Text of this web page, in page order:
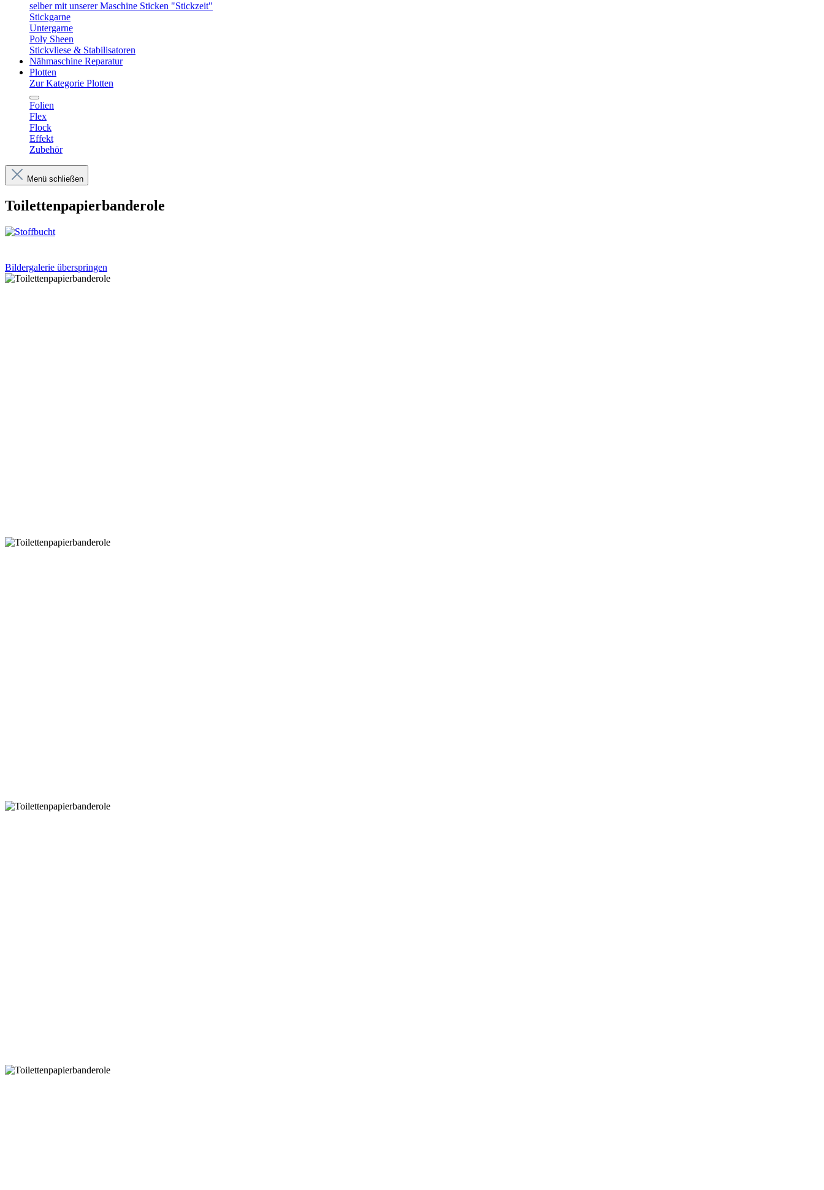
selber mit unserer Maschine Sticken "Stickzeit"
Stickgarne
Untergarne
Poly Sheen
Stickvliese & Stabilisatoren
Nähmaschine Reparatur
Plotten
Zur Kategorie Plotten
Folien
Flex
Flock
Effekt
Zubehör
Menü schließen
Toilettenpapierbanderole
Bildergalerie überspringen